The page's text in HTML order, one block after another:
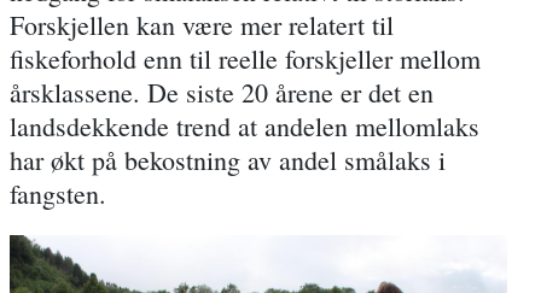
Forskjellen kan være mer relatert til
fiskeforhold enn til reelle forskjeller mellom
årsklassene. De siste 20 årene er det en
landsdekkende trend at andelen mellomlaks
har økt på bekostning av andel smålaks i
fangsten.